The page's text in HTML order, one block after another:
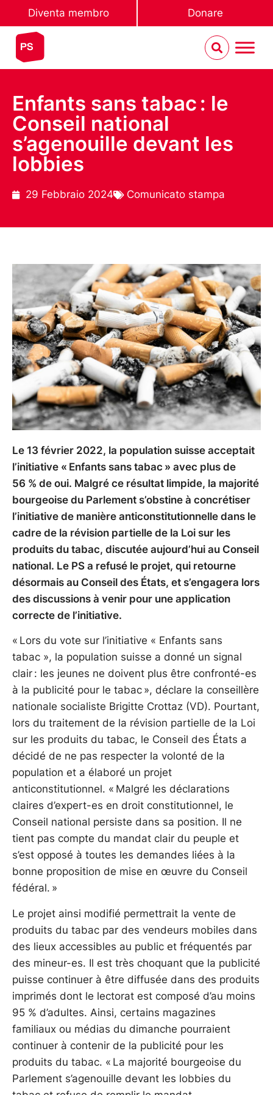
Diventa membro Donare
Enfants sans tabac : le
Conseil national
s’agenouille devant les
lobbies
29 Febbraio 2024 Comunicato stampa
Le 13 février 2022, la population suisse acceptait
l’initiative « Enfants sans tabac » avec plus de
56 % de oui. Malgré ce résultat limpide, la majorité
bourgeoise du Parlement s’obstine à concrétiser
l’initiative de manière anticonstitutionnelle dans le
cadre de la révision partielle de la Loi sur les
produits du tabac, discutée aujourd’hui au Conseil
national. Le PS a refusé le projet, qui retourne
désormais au Conseil des États, et s’engagera lors
des discussions à venir pour une application
correcte de l’initiative.
« Lors du vote sur l’initiative « Enfants sans
tabac », la population suisse a donné un signal
clair : les jeunes ne doivent plus être confronté-es
à la publicité pour le tabac », déclare la conseillère
nationale socialiste Brigitte Crottaz (VD). Pourtant,
lors du traitement de la révision partielle de la Loi
sur les produits du tabac, le Conseil des États a
décidé de ne pas respecter la volonté de la
population et a élaboré un projet
anticonstitutionnel. « Malgré les déclarations
claires d’expert-es en droit constitutionnel, le
Conseil national persiste dans sa position. Il ne
tient pas compte du mandat clair du peuple et
s’est opposé à toutes les demandes liées à la
bonne proposition de mise en œuvre du Conseil
fédéral. »
Le projet ainsi modifié permettrait la vente de
produits du tabac par des vendeurs mobiles dans
des lieux accessibles au public et fréquentés par
des mineur-es. Il est très choquant que la publicité
puisse continuer à être diffusée dans des produits
imprimés dont le lectorat est composé d’au moins
95 % d’adultes. Ainsi, certains magazines
familiaux ou médias du dimanche pourraient
continuer à contenir de la publicité pour les
produits du tabac. « La majorité bourgeoise du
Parlement s’agenouille devant les lobbies du